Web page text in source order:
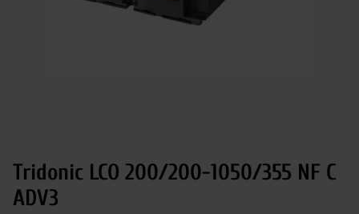
Tridonic LCO 200/200-1050/355 NF C
ADV3